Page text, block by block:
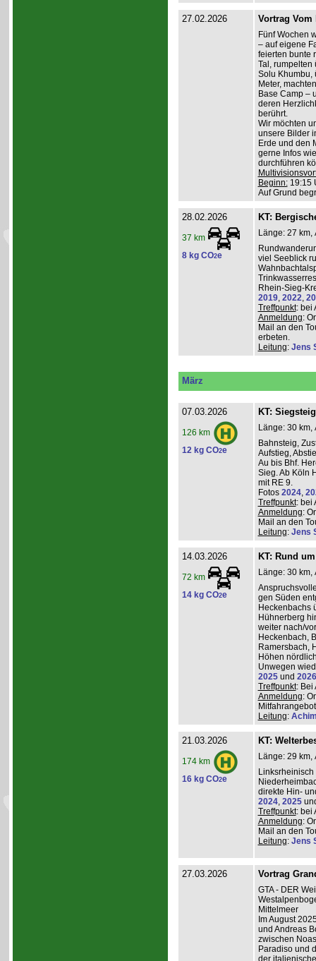
27.02.2026 Vortrag Vom
Fünf Wochen
– auf eigene
feierten bunte
Tal, rumpelten
Solu Khumbu,
Meter,
Base Camp –
deren
berührt.
Wir möchten
unsere Bilder
Erde und den
gerne Infos
durchführen
Beginn:19:15
Auf Grund
28.02.2026
37 km
8 kg CO2e
KT:
Länge: 27 km,
viel Seeblick
Rhein-Sieg-
2019, 2022,
Treffpunkt: bei
Anmeldung:
Mail an den
erbeten.
Leitung: Jens
März
07.03.2026
126 km
12 kg CO2e
KT: Siegsteig
Länge: 30 km,
Bahnsteig,
Aufstieg,
Au bis Bhf.
Sieg. Ab Köln
mit RE 9.
Fotos 2024,
Treffpunkt: bei
Anmeldung:
Mail an den
Leitung: Jens
14.03.2026
72 km
14 kg CO2e
KT: Rund
Länge: 30 km,
gen Süden
Heckenbachs
Hühnerberg
weiter nach/
Heckenbach,
Ramersbach,
Höhen
Unwegen
2025und 2026
Treffpunkt: Bei
Anmeldung:
Leitung:
21.03.2026
174 km
16 kg CO2e
KT:
Länge: 29 km,
direkte Hin-
2024, 2025
Treffpunkt: bei
Anmeldung:
Mail an den
Leitung: Jens
27.03.2026 Vortrag
GTA - DER
Mittelmeer
Im August
und Andreas
zwischen
Paradiso und
der